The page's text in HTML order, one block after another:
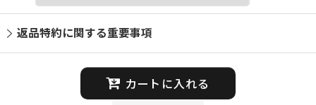
返品特約に関する重要事項
カートに入れる